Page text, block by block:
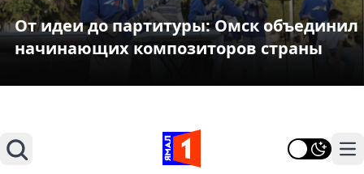
От идеи до партитуры: Омск объединил
начинающих композиторов страны
Поиск